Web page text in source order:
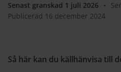
Senast granskad 1 juli 2026 •
Publicerad 16 december 2024
Så här kan du källhänvisa till